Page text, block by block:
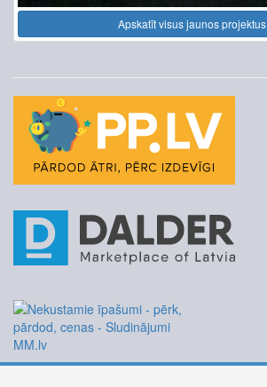
Apskatīt visus jaunos projektus